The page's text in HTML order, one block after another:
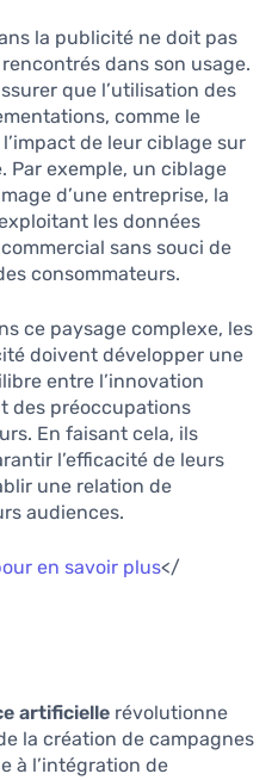
la publicité ne doit pas
dans son usage.
que l’utilisation des
comme le
de leur ciblage sur
Par exemple, un ciblage
d’une entreprise, la
les données
sans souci de
consommateurs.
ce paysage complexe, les
doivent développer une
entre l’innovation
des préoccupations
En faisant cela, ils
l’efficacité de leurs
une relation de
audiences.
en savoir plus</
artificielle révolutionne
la création de campagnes
à l’intégration de